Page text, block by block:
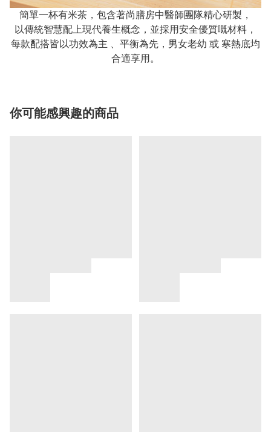
簡單一杯有米茶，包含著尚膳房中醫師團隊精心研製，
以傳統智慧配上現代養生概念，並採用安全優質嘅材料，
每款配搭皆以功效為主 、平衡為先，男女老幼 或 寒熱底均
合適享用。
你可能感興趣的商品